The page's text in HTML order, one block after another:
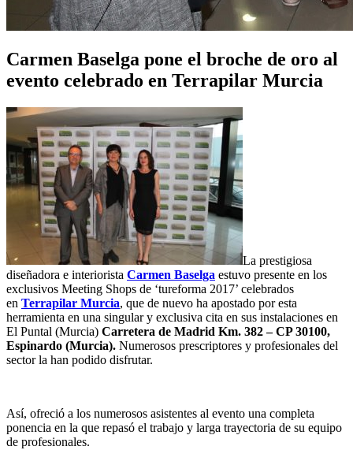
Carmen Baselga pone el broche de oro al
evento celebrado en Terrapilar Murcia
La prestigiosa
diseñadora e interiorista Carmen Baselga estuvo presente en los
exclusivos Meeting Shops de ‘tureforma 2017’ celebrados
en Terrapilar Murcia, que de nuevo ha apostado por esta
herramienta en una singular y exclusiva cita en sus instalaciones en
El Puntal (Murcia) Carretera de Madrid Km. 382 – CP 30100,
Espinardo (Murcia). Numerosos prescriptores y profesionales del
sector la han podido disfrutar.
Así, ofreció a los numerosos asistentes al evento una completa
ponencia en la que repasó el trabajo y larga trayectoria de su equipo
de profesionales.